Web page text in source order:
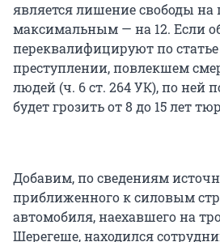
является лишение свободы на
максимальным — на 12. Если
переквалифицируют по
преступлении, повлекшем
людей (ч. 6 ст. 264 УК), по ней
будет грозить от 8 до 15 лет
Добавим, по сведениям
приближенного к силовым
автомобиля, наехавшего на
Шерегеше, находился